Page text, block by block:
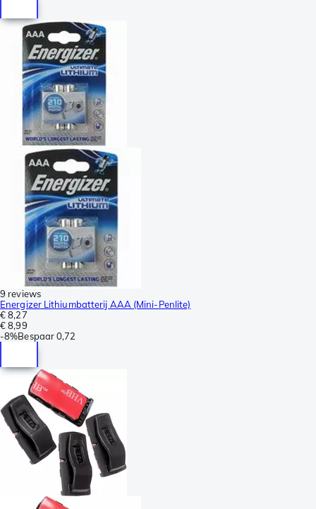
9 reviews
Energizer Lithiumbatterij AAA (Mini-Penlite)
€ 8,27
€ 8,99
-8%Bespaar0,72